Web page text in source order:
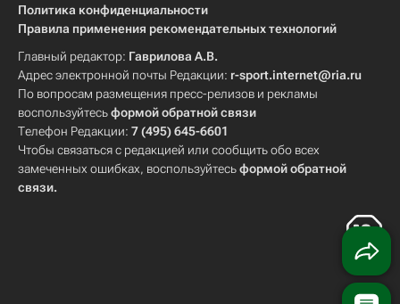
Политика конфиденциальности
Правила применения рекомендательных технологий
Главный редактор: Гаврилова А.В.
Адрес электронной почты Редакции: r-sport.internet@ria.ru
По вопросам размещения пресс-релизов и рекламы
воспользуйтесьформой обратной связи
Телефон Редакции: 7 (495) 645-6601
Чтобы связаться с редакцией или сообщить обо всех
замеченных ошибках, воспользуйтесьформой обратной
связи.